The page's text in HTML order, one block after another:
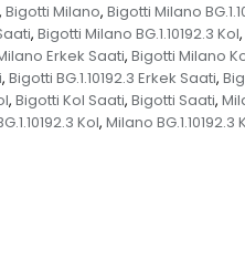
, Bigotti Milano, Bigotti Milano
, Bigotti Milano BG.1.10192.3 Kol,
Erkek Saati, Bigotti Milano
, Bigotti BG.1.10192.3 Erkek Saati,
, Bigotti Kol Saati, Bigotti Saati,
Kol, Milano BG.1.10192.3